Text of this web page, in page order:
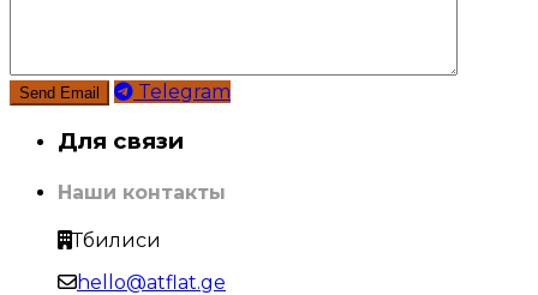
Telegram
Для связи
Наши контакты
Тбилиси
hello@atflat.ge